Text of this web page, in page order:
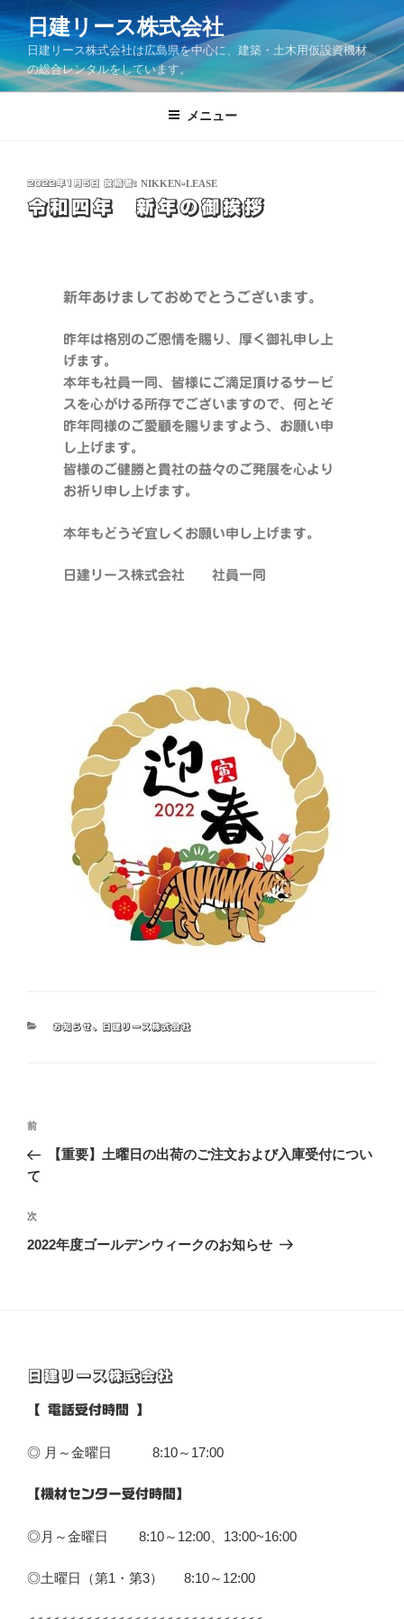
日建リース株式会社
日建リース株式会社は広島県を中心に、建築・土木用仮設資機材
の総合レンタルをしています。
メニュー
2022年1月5日 投稿者: NIKKEN-LEASE
令和四年 新年の御挨拶
新年あけましておめでとうございます。
昨年は格別のご恩情を賜り、厚く御礼申し上
げます。
本年も社員一同、皆様にご満足頂けるサービ
スを心がける所存でございますので、何とぞ
昨年同様のご愛顧を賜りますよう、お願い申
し上げます。
皆様のご健勝と貴社の益々のご発展を心より
お祈り申し上げます。
本年もどうぞ宜しくお願い申し上げます。
日建リース株式会社 社員一同
お知らせ、 日建リース株式会社
前
【重要】土曜日の出荷のご注文および入庫受付につい
て
次
2022年度ゴールデンウィークのお知らせ
日建リース株式会社
【 電話受付時間 】
◎ 月～金曜日 8:10～17:00
【機材センター受付時間】
◎月～金曜日 8:10～12:00、13:00~16:00
◎土曜日（第1・第3） 8:10～12:00